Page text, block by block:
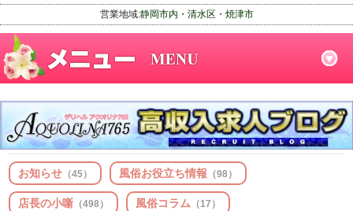
営業地域:静岡市内・清水区・焼津市
お知らせ （45） 風俗お役立ち情報 （98）
店長の小噺 （498） 風俗コラム （17）